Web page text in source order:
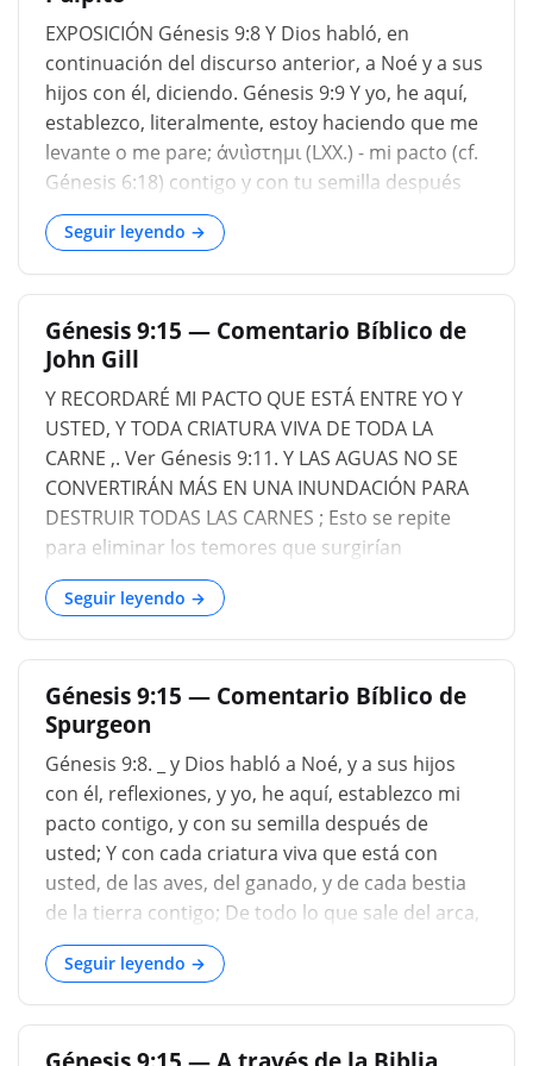
en un pacto. Génesis 9:8...
EXPOSICIÓN Génesis 9:8 Y Dios habló, en
continuación del discurso anterior, a Noé y a sus
hijos con él, diciendo. Génesis 9:9 Y yo, he aquí,
establezco, literalmente, estoy haciendo que me
levante o me pare; ἀνιìστημι (LXX.) - mi pacto (cf.
Génesis 6:18) contigo y con tu semilla después
de ti. Es decir. El pacto contemplaba toda la
posteridad posterior en sus disposiciones y,
junto con la familia humana, toda la creación
animal. Génesis 9:10 Y con cada criatura viviente,
literalmente, cada alma (o cosa que respira) que
vive, una designación genérica de la cual ahora
se especifican los detalles, es decir, de las
Seguir leyendo →
Génesis 9:15 — Comentario Bíblico de
John Gill
Y RECORDARÉ MI PACTO QUE ESTÁ ENTRE YO Y
USTED, Y TODA CRIATURA VIVA DE TODA LA
CARNE ,. Ver Génesis 9:11. Y LAS AGUAS NO SE
CONVERTIRÁN MÁS EN UNA INUNDACIÓN PARA
DESTRUIR TODAS LAS CARNES ; Esto se repite
para eliminar los temores que surgirían
naturalmente, sobre la reunión de las nubes en
los cielos; Pero como Dios recordaría a su pacto,
que nunca puede olvidar; y siempre tiene la
atención, por lo que los hombres, cuando ven el
arco en la nube, pueden estar asegurados, que
las aguas estén en los cielos, nunca serán
sufridos para que caigan en tanta cantidad como
para destruir a todas las criaturas como lo han
hecho....
Seguir leyendo →
Génesis 9:15 — Comentario Bíblico de
Spurgeon
Génesis 9:8. _ y Dios habló a Noé, y a sus hijos
con él, reflexiones, y yo, he aquí, establezco mi
pacto contigo, y con su semilla después de
usted; Y con cada criatura viva que está con
usted, de las aves, del ganado, y de cada bestia
de la tierra contigo; De todo lo que sale del arca,
a cada bestia de la tierra. _. Felices aves, y
ganado feliz, y bestias felices de la tierra para
estar conectadas con Noé, y van a venir bajo un
pacto de preservación y nosotros, aunque solo
Seguir leyendo →